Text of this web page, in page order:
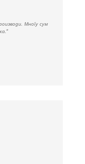
Многу сум
“